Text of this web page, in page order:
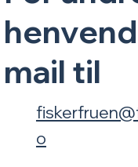
mail til
o